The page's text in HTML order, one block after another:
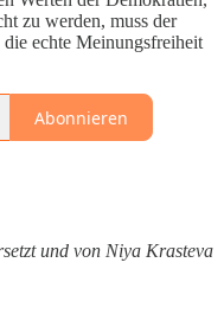
zu werden, muss der
echte Meinungsfreiheit
Abonnieren
und von Niya Krasteva